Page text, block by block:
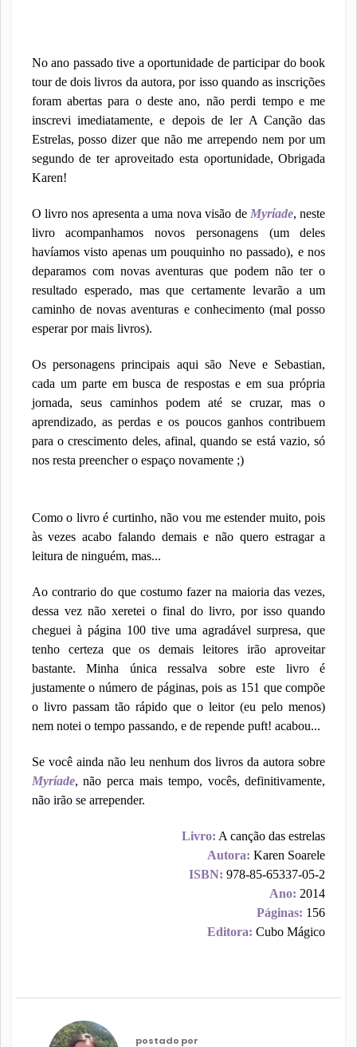
No ano passado tive a oportunidade de participar do book
tour de dois livros da autora, por isso quando as inscrições
foram abertas para o deste ano, não perdi tempo e me
inscrevi imediatamente, e depois de ler A Canção das
Estrelas, posso dizer que não me arrependo nem por um
segundo de ter aproveitado esta oportunidade, Obrigada
Karen!
O livro nos apresenta a uma nova visão de Myríade, neste
livro acompanhamos novos personagens (um deles
havíamos visto apenas um pouquinho no passado), e nos
deparamos com novas aventuras que podem não ter o
resultado esperado, mas que certamente levarão a um
caminho de novas aventuras e conhecimento (mal posso
esperar por mais livros).
Os personagens principais aqui são Neve e Sebastian,
cada um parte em busca de respostas e em sua própria
jornada, seus caminhos podem até se cruzar, mas o
aprendizado, as perdas e os poucos ganhos contribuem
para o crescimento deles, afinal, quando se está vazio, só
nos resta preencher o espaço novamente ;)
Como o livro é curtinho, não vou me estender muito, pois
às vezes acabo falando demais e não quero estragar a
leitura de ninguém, mas...
Ao contrario do que costumo fazer na maioria das vezes,
dessa vez não xeretei o final do livro, por isso quando
cheguei à página 100 tive uma agradável surpresa, que
tenho certeza que os demais leitores irão aproveitar
bastante. Minha única ressalva sobre este livro é
justamente o número de páginas, pois as 151 que compõe
o livro passam tão rápido que o leitor (eu pelo menos)
nem notei o tempo passando, e de repende puft! acabou...
Se você ainda não leu nenhum dos livros da autora sobre
Myríade, não perca mais tempo, vocês, definitivamente,
não irão se arrepender.
Livro: A canção das estrelas
Autora: Karen Soarele
ISBN: 978-85-65337-05-2
Ano: 2014
Páginas: 156
Editora: Cubo Mágico
postado por